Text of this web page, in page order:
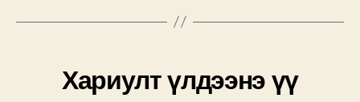
Хариулт үлдээнэ үү